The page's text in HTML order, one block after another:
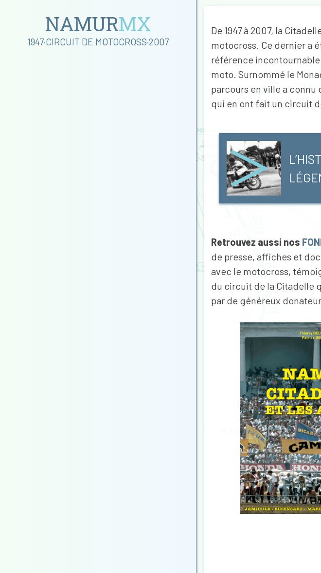
1947·CIRCUIT DE MOTOCROSS·2007
De 1947 à 2007, la
motocross. Ce dernier a
référence
moto. Surnommé le
parcours en ville a
qui en ont fait un circuit
Retrouvez aussi nos
de presse, affiches et
avec le motocross,
du circuit de la Citadelle
par de généreux